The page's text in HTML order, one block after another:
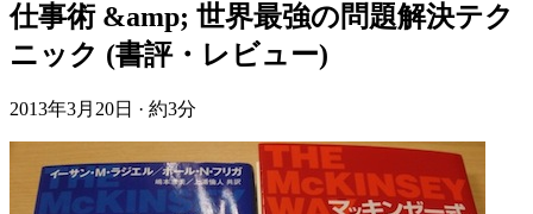
仕事術 &amp; 世界最強の問題解決テク
ニック (書評・レビュー)
2013年3月20日 · 約3分